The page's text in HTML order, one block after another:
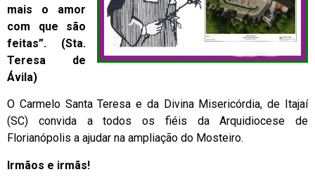
mais o amor
com que são
feitas”. (Sta.
Teresa de
Ávila)
O Carmelo Santa Teresa e da Divina Misericórdia, de Itajaí
(SC) convida a todos os fiéis da Arquidiocese de
Florianópolis a ajudar na ampliação do Mosteiro.
Irmãos e irmãs!